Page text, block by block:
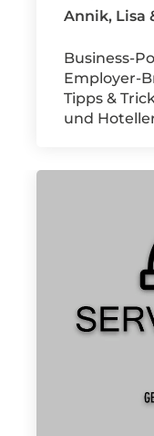
Annik, Lisa
Business-
Employer-
Tipps &
und